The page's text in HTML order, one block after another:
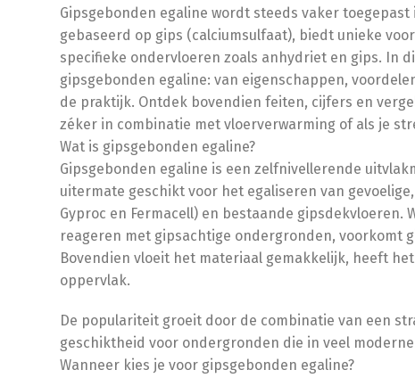
Gipsgebonden egaline wordt steeds vaker
gebaseerd op gips (calciumsulfaat), biedt unieke
specifieke ondervloeren zoals anhydriet en gips. In
gipsgebonden egaline: van eigenschappen,
de praktijk. Ontdek bovendien feiten, cijfers en
zéker in combinatie met vloerverwarming of als je
Wat is gipsgebonden egaline?
Gipsgebonden egaline is een zelfnivellerende
uitermate geschikt voor het egaliseren van
Gyproc en Fermacell) en bestaande
reageren met gipsachtige ondergronden, voorkomt
Bovendien vloeit het materiaal gemakkelijk, heeft
oppervlak.
De populariteit groeit door de combinatie van een
geschiktheid voor ondergronden die in veel
Wanneer kies je voor gipsgebonden egaline?